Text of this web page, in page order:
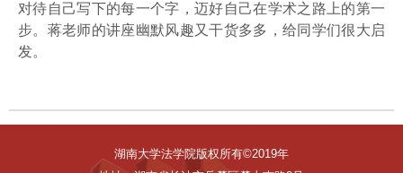
对待自己写下的每一个字，迈好自己在学术之路上的第一
步。蒋老师的讲座幽默风趣又干货多多，给同学们很大启
发。
湖南大学法学院版权所有©2019年